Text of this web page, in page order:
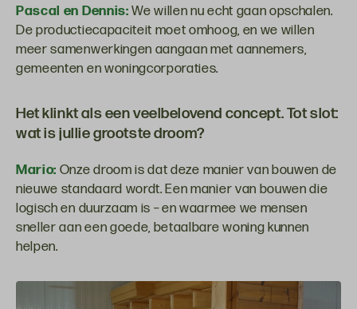
Pascal en Dennis: We willen nu echt gaan opschalen.
De productiecapaciteit moet omhoog, en we willen
meer samenwerkingen aangaan met aannemers,
gemeenten en woningcorporaties.
Het klinkt als een veelbelovend concept. Tot slot:
wat is jullie grootste droom?
Mario: Onze droom is dat deze manier van bouwen de
nieuwe standaard wordt. Een manier van bouwen die
logisch en duurzaam is – en waarmee we mensen
sneller aan een goede, betaalbare woning kunnen
helpen.